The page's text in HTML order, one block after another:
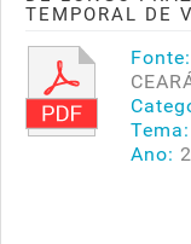
TEMPORAL DE
Fonte:
Tema:
Ano: